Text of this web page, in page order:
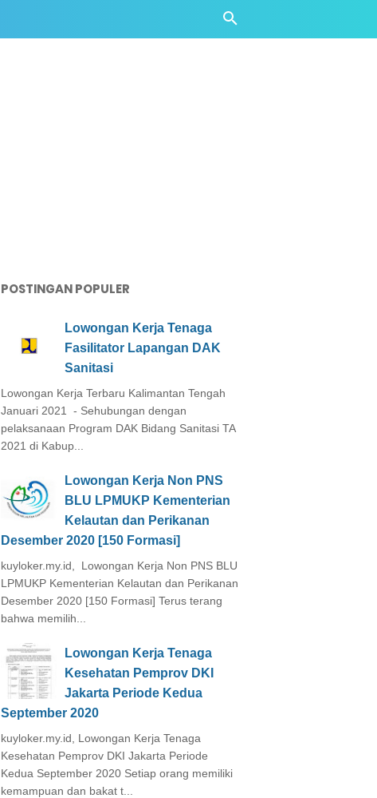
POSTINGAN POPULER
Lowongan Kerja Tenaga
Fasilitator Lapangan DAK
Sanitasi
Lowongan Kerja Terbaru Kalimantan Tengah
Januari 2021 - Sehubungan dengan
pelaksanaan Program DAK Bidang Sanitasi TA
2021 di Kabup...
Lowongan Kerja Non PNS
BLU LPMUKP Kementerian
Kelautan dan Perikanan
Desember 2020 [150 Formasi]
kuyloker.my.id, Lowongan Kerja Non PNS BLU
LPMUKP Kementerian Kelautan dan Perikanan
Desember 2020 [150 Formasi] Terus terang
bahwa memilih...
Lowongan Kerja Tenaga
Kesehatan Pemprov DKI
Jakarta Periode Kedua
September 2020
kuyloker.my.id, Lowongan Kerja Tenaga
Kesehatan Pemprov DKI Jakarta Periode
Kedua September 2020 Setiap orang memiliki
kemampuan dan bakat t...